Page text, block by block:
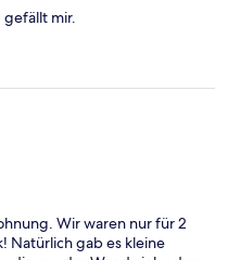
gefällt mir.
Wir waren nur für 2
Natürlich gab es kleine